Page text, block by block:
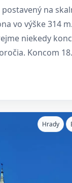
postavený na
vo výške 314
niekedy
Koncom
Hrady